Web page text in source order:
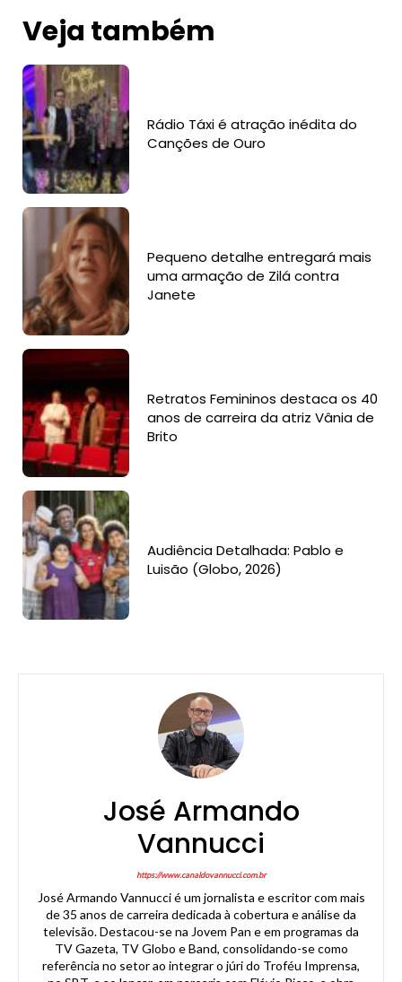
Veja também
Rádio Táxi é atração inédita do
Canções de Ouro
Pequeno detalhe entregará mais
uma armação de Zilá contra
Janete
Retratos Femininos destaca os 40
anos de carreira da atriz Vânia de
Brito
Audiência Detalhada: Pablo e
Luisão (Globo, 2026)
José Armando
Vannucci
https://www.canaldovannucci.com.br
José Armando Vannucci é um jornalista e escritor com mais
de 35 anos de carreira dedicada à cobertura e análise da
televisão. Destacou-se na Jovem Pan e em programas da
TV Gazeta, TV Globo e Band, consolidando-se como
referência no setor ao integrar o júri do Troféu Imprensa,